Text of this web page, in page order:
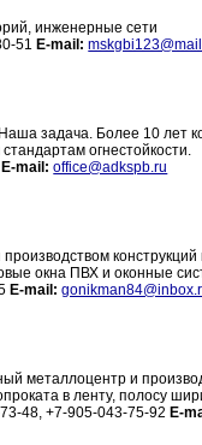
инженерные сети
51 E-mail:
задача. Более 10 лет
огнестойкости.
E-mail: office@adkspb.ru
окна ПВХ и оконные
E-mail:
металлоцентр и
в ленту, полосу
48, +7-905-043-75-92 E-